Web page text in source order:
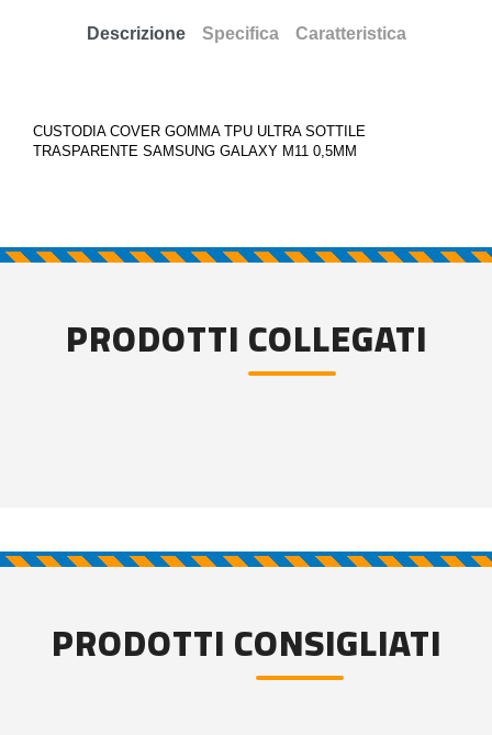
Descrizione Specifica Caratteristica
CUSTODIA COVER GOMMA TPU ULTRA SOTTILE
TRASPARENTE SAMSUNG GALAXY M11 0,5MM
PRODOTTI COLLEGATI
PRODOTTI CONSIGLIATI